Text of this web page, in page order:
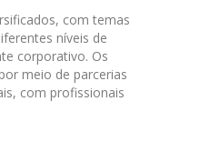
com temas
níveis de
corporativo. Os
meio de parcerias
com profissionais